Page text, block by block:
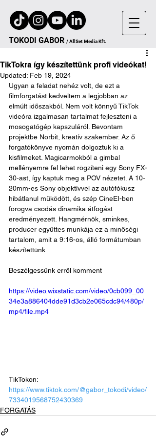
TOKODI GABOR /AllSet Media Kft.
TikTokra így készítettünk profi videókat!
Updated: Feb 19, 2024
Ugyan a feladat nehéz volt, de ezt a
filmforgatást kedveltem a legjobban az
elmúlt időszakból. Nem volt könnyű TikTok
videóra izgalmasan tartalmat fejleszteni a
mosogatógép kapszuláról. Bevontam
projektbe Norbit, kreatív szakember. Az ő
forgatókönyve nyomán dolgoztuk ki a
kisfilmeket. Magicarmokból a gimbal
mellényemre fel lehet rögzíteni egy Sony FX-
30-ast, így kaptuk meg a POV nézetet. A 10-
20mm-es Sony objektívvel az autófókusz
hibátlanul működött, és szép CineEI-ben
forogva csodás dinamika átfogást
eredményezett. Hangmérnök, sminkes,
producer együttes munkája ez a minőségi
tartalom, amit a 9:16-os, álló formátumban
készítettünk.
Beszélgessünk erről komment
https://video.wixstatic.com/video/0cb099_00
34e3a886404dde91d3cb2e065cdc94/480p/
mp4/file.mp4
TikTokon:
https://www.tiktok.com/@gabor_tokodi/video/
7334019568752430369
FORGATÁS